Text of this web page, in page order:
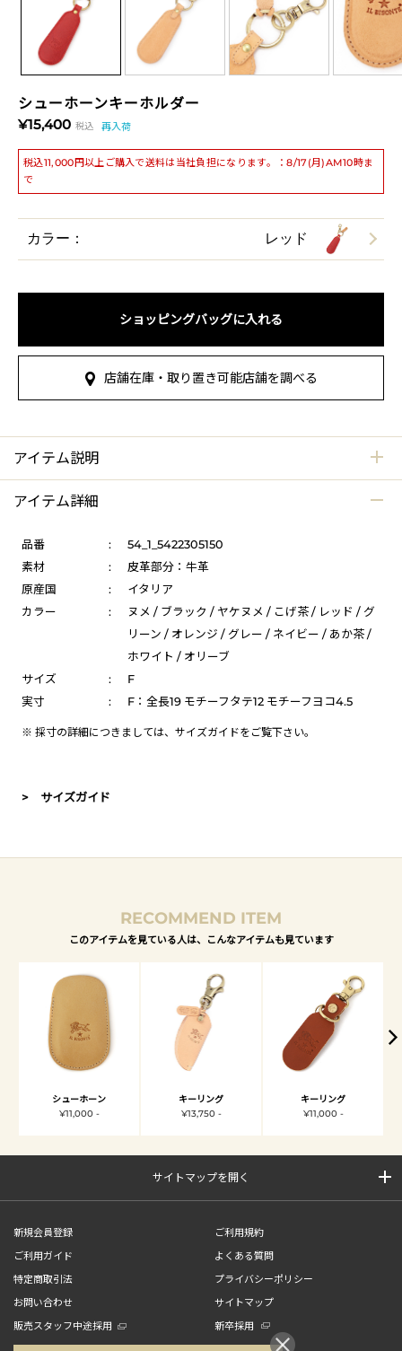
シューホーンキーホルダー
¥15,400 税込 再入荷
税込11,000円以上ご購入で送料は当社負担になります。：8/17(月)AM10時ま
で
カラー： レッド
ショッピングバッグに入れる
店舗在庫・取り置き可能店舗を調べる
アイテム説明
アイテム詳細
品番 :
54_1_5422305150
素材
:
皮革部分：牛革
原産国
:
イタリア
カラー
:
ヌメ / ブラック / ヤケヌメ / こげ茶 / レッド / グ
リーン / オレンジ / グレー / ネイビー / あか茶 /
ホワイト / オリーブ
サイズ
:
F
実寸
: F：全長19 モチーフタテ12 モチーフヨコ4.5
※ 採寸の詳細につきましては、 サイズガイドをご覧下さい。
> サイズガイド
RECOMMEND ITEM
このアイテムを見ている人は、こんなアイテムも見ています
シューホーン
¥11,000 -
キーリング
¥13,750 -
キーリング
¥11,000 -
サイトマップを開く
新規会員登録
ご利用規約
ご利用ガイド
よくある質問
特定商取引法
プライバシーポリシー
お問い合わせ
サイトマップ
販売スタッフ中途採用
新卒採用